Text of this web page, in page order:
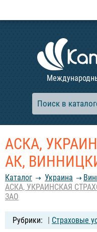
АСКА,
АК,
Каталог Украина
АСКА, УКРАИНСКАЯ
ЗАО
| Страховые